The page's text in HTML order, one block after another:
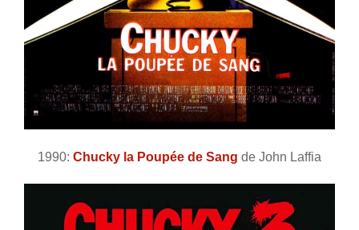
1990: Chucky la Poupée de Sang de John Laffia